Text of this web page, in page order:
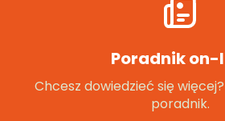
Poradnik on-
Chcesz dowiedzieć się
poradnik.